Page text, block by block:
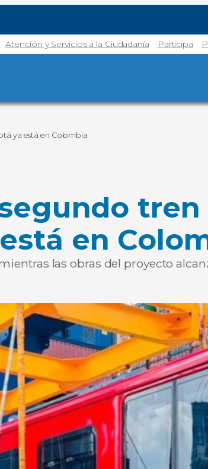
Atención y Servicios a la Ciudadanía Participa
ya está en Colombia
tren
en
las obras del proyecto